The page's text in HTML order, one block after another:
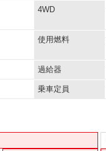
4WD
使用燃料
過給器
乗車定員